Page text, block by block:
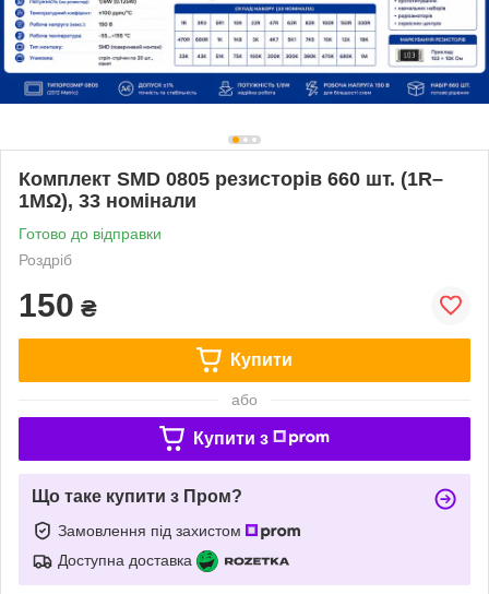
Комплект SMD 0805 резисторів 660 шт. (1R–
1MΩ), 33 номінали
Готово до відправки
Роздріб
150 ₴
Купити
або
Купити з
Що таке купити з Пром?
Замовлення під захистом
Доступна доставка